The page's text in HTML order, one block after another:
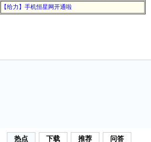
【给力】手机恒星网开通啦
热点 下载 推荐 问答